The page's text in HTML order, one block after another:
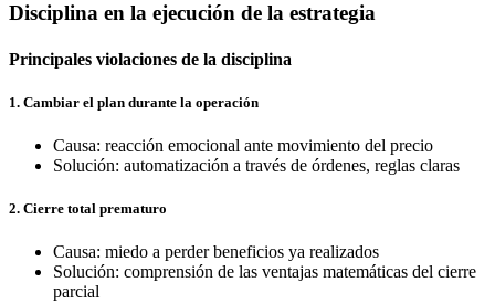
Disciplina en la ejecución de la estrategia
Principales violaciones de la disciplina
1. Cambiar el plan durante la operación
Causa: reacción emocional ante movimiento del precio
Solución: automatización a través de órdenes, reglas claras
2. Cierre total prematuro
Causa: miedo a perder beneficios ya realizados
Solución: comprensión de las ventajas matemáticas del cierre
parcial